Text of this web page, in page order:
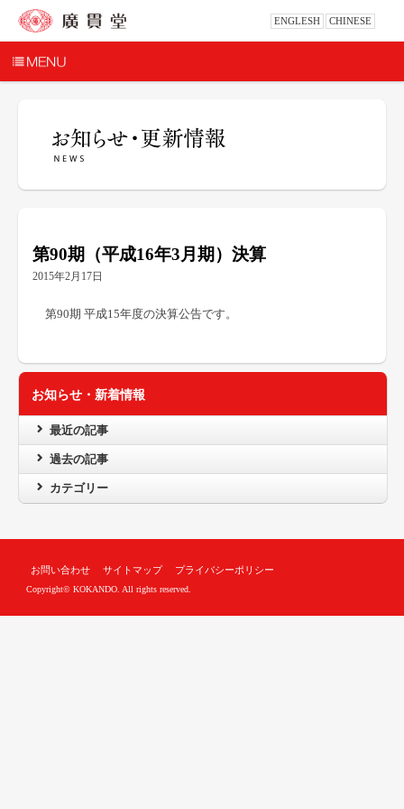
ENGLESH CHINESE
第90期（平成16年3月期）決算
2015年2月17日
第90期 平成15年度の決算公告です。
お知らせ・新着情報
最近の記事
過去の記事
カテゴリー
お問い合わせ サイトマップ プライバシーポリシー
Copyright© KOKANDO. All rights reserved.